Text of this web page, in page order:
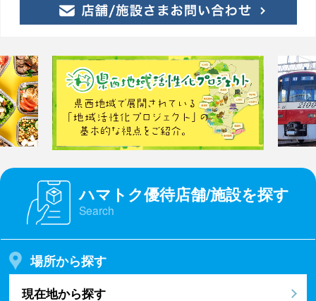
ハマトク優待店舗/施設を探す
Search
場所から探す
現在地から探す